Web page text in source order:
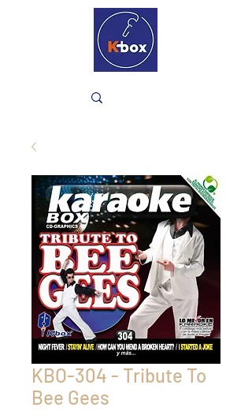
KBO-304 - Tribute To
Bee Gees